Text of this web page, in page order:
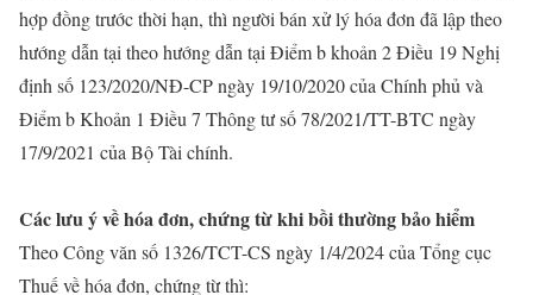
hợp đồng trước thời hạn, thì người bán xử lý hóa đơn đã lập theo
hướng dẫn tại theo hướng dẫn tại Điểm b khoản 2 Điều 19 Nghị
định số 123/2020/NĐ-CP ngày 19/10/2020 của Chính phủ và
Điểm b Khoản 1 Điều 7 Thông tư số 78/2021/TT-BTC ngày
17/9/2021 của Bộ Tài chính.
Các lưu ý về hóa đơn, chứng từ khi bồi thường bảo hiểm
Theo Công văn số 1326/TCT-CS ngày 1/4/2024 của Tổng cục
Thuế về hóa đơn, chứng từ thì: